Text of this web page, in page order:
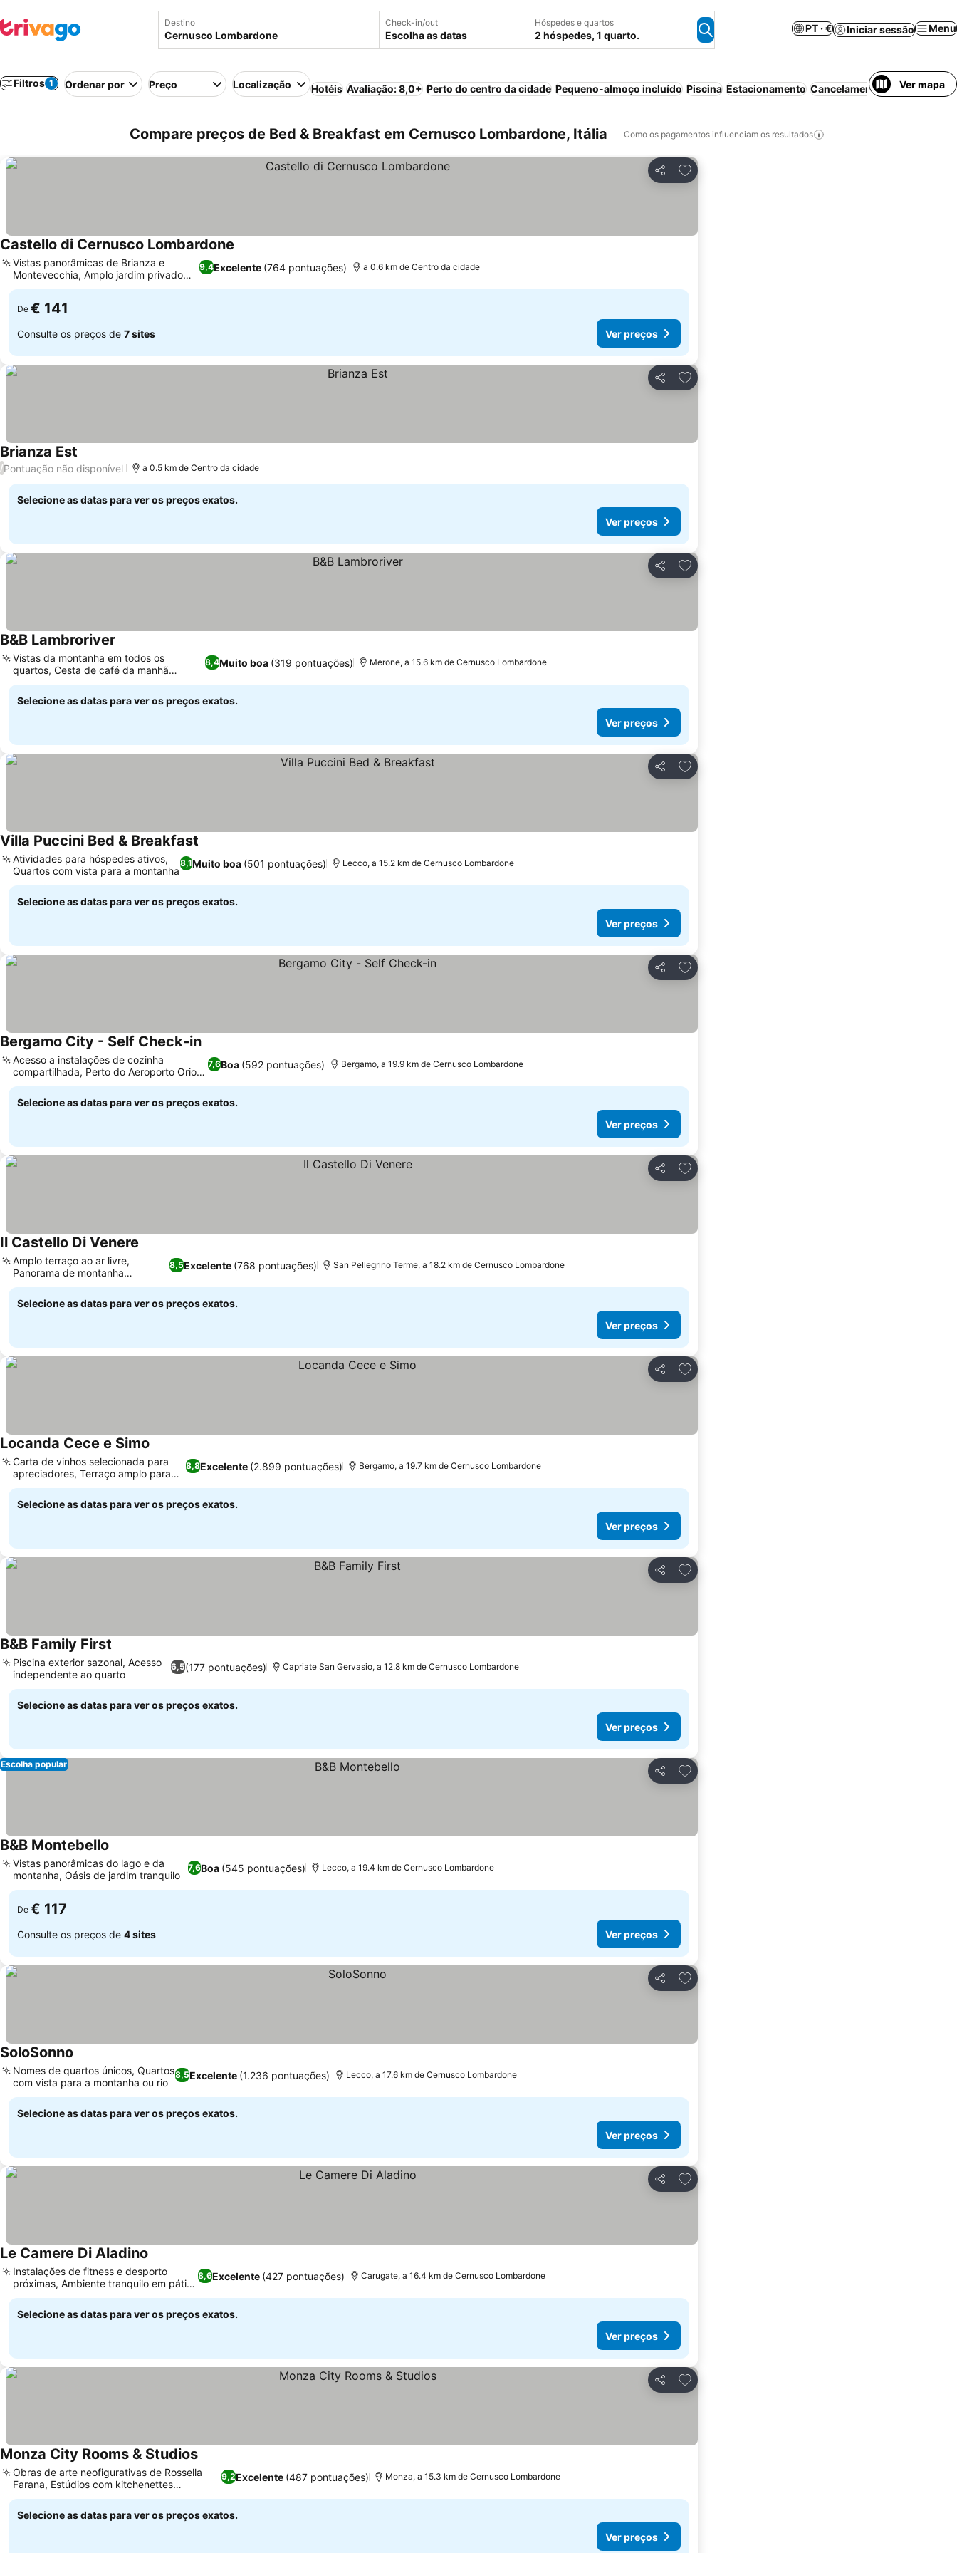
Destino Check-in/out
Escolha as datas
Hóspedes e quartos
2 hóspedes, 1 quarto.
PT · € Iniciar sessão Menu
Filtros 1 Ordenar por Preço Localização Hotéis Avaliação: 8,0+ Perto do centro da cidade Pequeno-almoço incluído Piscina Estacionamento Cancelamento gratuitoVer mapa
Compare preços de Bed & Breakfast em Cernusco Lombardone, Itália Como os pagamentos influenciam os resultados
Partilhar
Adicionar aos favoritos
Castello di Cernusco Lombardone
9,4Excelente (764 pontuações)
Vistas panorâmicas de Brianza e
Montevecchia, Amplo jardim privado
com piscina
a 0.6 km de Centro da cidade
De € 141
Consulte os preços de 7 sites Ver preços
Partilhar
Adicionar aos favoritos
Brianza Est
/Pontuação não disponível a 0.5 km de Centro da cidade
Selecione as datas para ver os preços exatos.
Ver preços
Partilhar
Adicionar aos favoritos
B&B Lambroriver
8,4Muito boa (319 pontuações)
Vistas da montanha em todos os
quartos, Cesta de café da manhã
entregue no quarto
Merone, a 15.6 km de Cernusco Lombardone
Selecione as datas para ver os preços exatos.
Ver preços
Partilhar
Adicionar aos favoritos
Villa Puccini Bed & Breakfast
8,1Muito boa (501 pontuações)
Atividades para hóspedes ativos,
Quartos com vista para a montanha
Lecco, a 15.2 km de Cernusco Lombardone
Selecione as datas para ver os preços exatos.
Ver preços
Partilhar
Adicionar aos favoritos
Bergamo City - Self Check-in
7,6Boa (592 pontuações)
Acesso a instalações de cozinha
compartilhada, Perto do Aeroporto Orio
Al Serio
Bergamo, a 19.9 km de Cernusco Lombardone
Selecione as datas para ver os preços exatos.
Ver preços
Partilhar
Adicionar aos favoritos
Il Castello Di Venere
8,5Excelente (768 pontuações)
Amplo terraço ao ar livre,
Panorama de montanha
deslumbrante
San Pellegrino Terme, a 18.2 km de Cernusco Lombardone
Selecione as datas para ver os preços exatos.
Ver preços
Partilhar
Adicionar aos favoritos
Locanda Cece e Simo
8,8Excelente (2.899 pontuações)
Carta de vinhos selecionada para
apreciadores, Terraço amplo para
relaxar
Bergamo, a 19.7 km de Cernusco Lombardone
Selecione as datas para ver os preços exatos.
Ver preços
Partilhar
Adicionar aos favoritos
B&B Family First
6,5(177 pontuações)
Piscina exterior sazonal, Acesso
independente ao quarto
Capriate San Gervasio, a 12.8 km de Cernusco Lombardone
Selecione as datas para ver os preços exatos.
Ver preços
Partilhar
Adicionar aos favoritos
Escolha popular
B&B Montebello
7,6Boa (545 pontuações)
Vistas panorâmicas do lago e da
montanha, Oásis de jardim tranquilo
Lecco, a 19.4 km de Cernusco Lombardone
De € 117
Consulte os preços de 4 sites Ver preços
Partilhar
Adicionar aos favoritos
SoloSonno
8,5Excelente (1.236 pontuações)
Nomes de quartos únicos, Quartos
com vista para a montanha ou rio
Lecco, a 17.6 km de Cernusco Lombardone
Selecione as datas para ver os preços exatos.
Ver preços
Partilhar
Adicionar aos favoritos
Le Camere Di Aladino
8,6Excelente (427 pontuações)
Instalações de fitness e desporto
próximas, Ambiente tranquilo em pátio
histórico
Carugate, a 16.4 km de Cernusco Lombardone
Selecione as datas para ver os preços exatos.
Ver preços
Partilhar
Adicionar aos favoritos
Monza City Rooms & Studios
9,2Excelente (487 pontuações)
Obras de arte neofigurativas de Rossella
Farana, Estúdios com kitchenettes
totalmente equipadas
Monza, a 15.3 km de Cernusco Lombardone
Selecione as datas para ver os preços exatos.
Ver preços